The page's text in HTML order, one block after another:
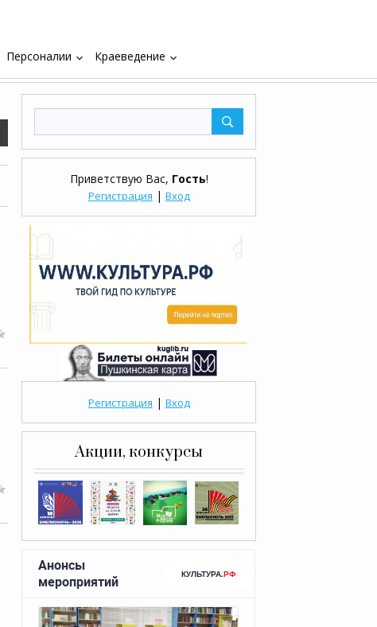
Персоналии keyboard_arrow_down Краеведение keyboard_arrow_down
Приветствую Вас, Гость!
Регистрация | Вход
Регистрация | Вход
Акции, конкурсы